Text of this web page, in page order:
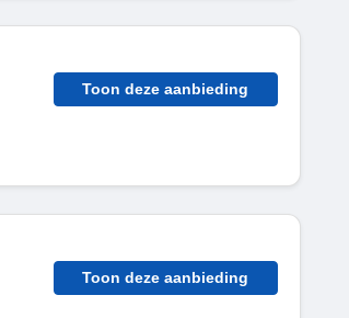
Toon deze aanbieding
Toon deze aanbieding